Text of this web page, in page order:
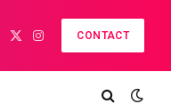
X
Instagram
CONTACT